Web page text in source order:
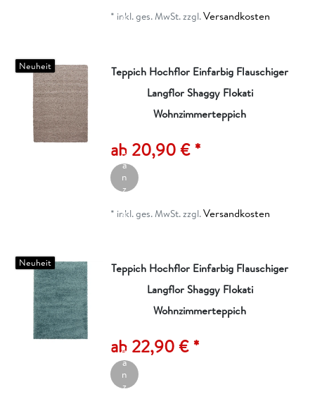
g
* inkl. ges. MwSt.zzgl.Versandkosten
Neuheit
Teppich Hochflor Einfarbig Flauschiger
Langflor Shaggy Flokati
Wohnzimmerteppich
ab 20,90 € *
ik
el
a
n
z
g
* inkl. ges. MwSt.zzgl.Versandkosten
Neuheit
Teppich Hochflor Einfarbig Flauschiger
Langflor Shaggy Flokati
Wohnzimmerteppich
ab 22,90 € *
ik
el
a
n
z